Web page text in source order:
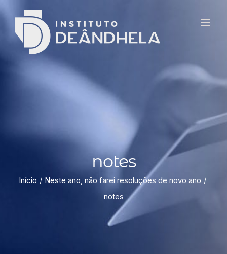
notes
Início
Neste ano, não farei resoluções de novo ano
notes